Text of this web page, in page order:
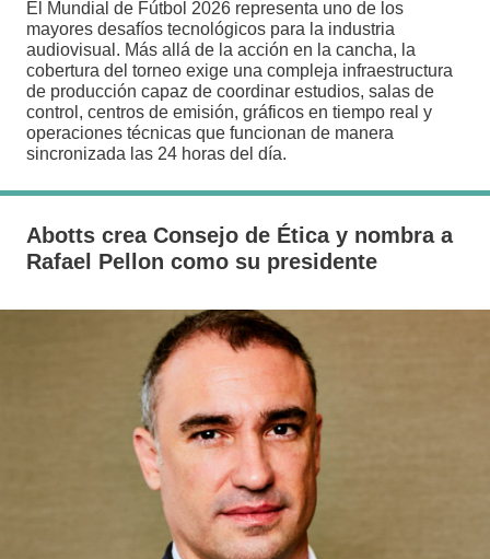
El Mundial de Fútbol 2026 representa uno de los
mayores desafíos tecnológicos para la industria
audiovisual. Más allá de la acción en la cancha, la
cobertura del torneo exige una compleja infraestructura
de producción capaz de coordinar estudios, salas de
control, centros de emisión, gráficos en tiempo real y
operaciones técnicas que funcionan de manera
sincronizada las 24 horas del día.
Abotts crea Consejo de Ética y nombra a
Rafael Pellon como su presidente